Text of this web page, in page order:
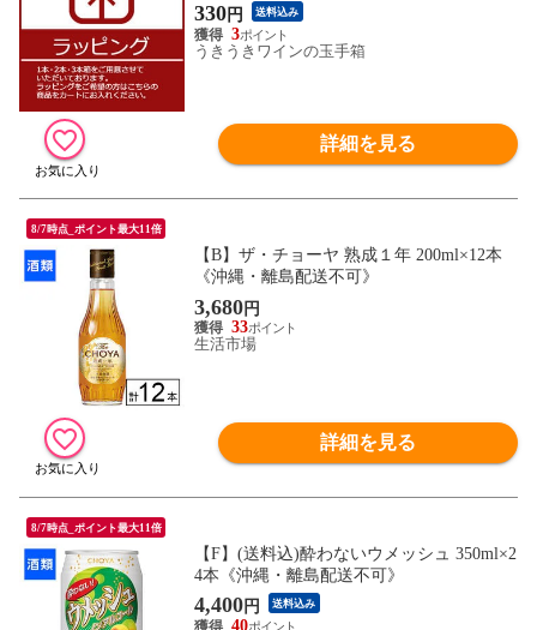
330円 送料込み
3
うきうきワインの玉手箱
詳細を見る
8/7時点_ポイント最大11倍
【B】ザ・チョーヤ 熟成１年 200ml×12本
《沖縄・離島配送不可》
3,680円
33
生活市場
詳細を見る
8/7時点_ポイント最大11倍
【F】(送料込)酔わないウメッシュ 350ml×2
4本《沖縄・離島配送不可》
4,400円 送料込み
40